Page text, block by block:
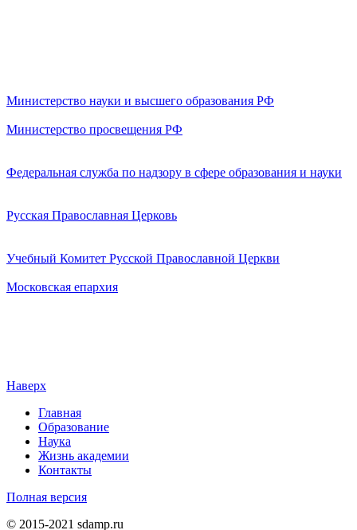
Министерство науки и высшего образования РФ
Министерство просвещения РФ
Федеральная служба по надзору в сфере образования и науки
Русская Православная Церковь
Учебный Комитет Русской Православной Церкви
Московская епархия
Наверх
Главная
Образование
Наука
Жизнь академии
Контакты
Полная версия
© 2015-2021 sdamp.ru